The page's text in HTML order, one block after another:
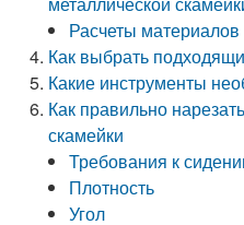
Расчеты материалов
Как выбрать
Какие инструменты
Как правильно
скамейки
Требования к
Плотность
Угол